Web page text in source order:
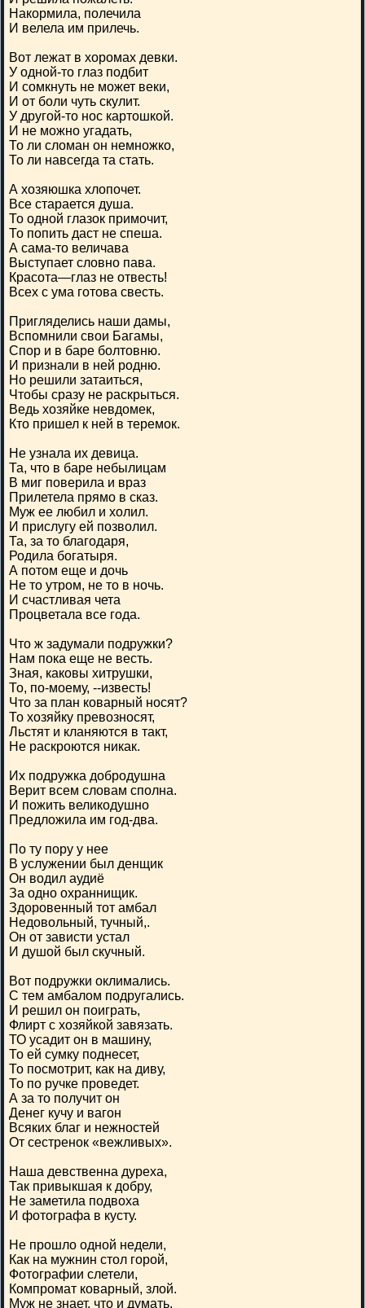
Накормила, полечила
И велела им прилечь.
Вот лежат в хоромах девки.
У одной-то глаз подбит
И сомкнуть не может веки,
И от боли чуть скулит.
У другой-то нос картошкой.
И не можно угадать,
То ли сломан он немножко,
То ли навсегда та стать.
А хозяюшка хлопочет.
Все старается душа.
То одной глазок примочит,
То попить даст не спеша.
А сама-то величава
Выступает словно пава.
Красота—глаз не отвесть!
Всех с ума готова свесть.
Пригляделись наши дамы,
Вспомнили свои Багамы,
Спор и в баре болтовню.
И признали в ней родню.
Но решили затаиться,
Чтобы сразу не раскрыться.
Ведь хозяйке невдомек,
Кто пришел к ней в теремок.
Не узнала их девица.
Та, что в баре небылицам
В миг поверила и враз
Прилетела прямо в сказ.
Муж ее любил и холил.
И прислугу ей позволил.
Та, за то благодаря,
Родила богатыря.
А потом еще и дочь
Не то утром, не то в ночь.
И счастливая чета
Процветала все года.
Что ж задумали подружки?
Нам пока еще не весть.
Зная, каковы хитрушки,
То, по-моему, --известь!
Что за план коварный носят?
То хозяйку превозносят,
Льстят и кланяются в такт,
Не раскроются никак.
Их подружка добродушна
Верит всем словам сполна.
И пожить великодушно
Предложила им год-два.
По ту пору у нее
В услужении был денщик
Он водил аудиё
За одно охраннищик.
Здоровенный тот амбал
Недовольный, тучный,.
Он от зависти устал
И душой был скучный.
Вот подружки оклимались.
С тем амбалом подругались.
И решил он поиграть,
Флирт с хозяйкой завязать.
ТО усадит он в машину,
То ей сумку поднесет,
То посмотрит, как на диву,
То по ручке проведет.
А за то получит он
Денег кучу и вагон
Всяких благ и нежностей
От сестренок «вежливых».
Наша девственна дуреха,
Так привыкшая к добру,
Не заметила подвоха
И фотографа в кусту.
Не прошло одной недели,
Как на мужнин стол горой,
Фотографии слетели,
Компромат коварный, злой.
Муж не знает, что и думать.